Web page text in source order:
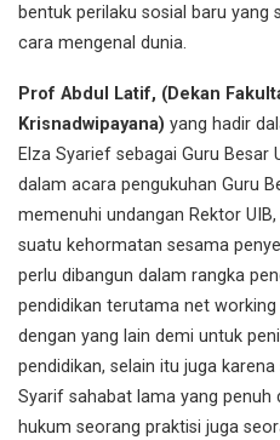
bentuk perilaku sosial baru
cara mengenal dunia.
Prof Abdul Latif, (Dekan
Krisnadwipayana) yang hadir
Elza Syarief sebagai Guru Besar
dalam acara pengukuhan Guru
memenuhi undangan Rektor
suatu kehormatan sesama
perlu dibangun dalam rangka
pendidikan terutama net
dengan yang lain demi untuk
pendidikan, selain itu juga
Syarif sahabat lama yang penuh
hukum seorang praktisi juga